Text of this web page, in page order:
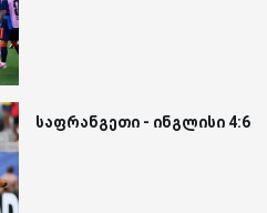
საფრანგეთი - ინგლისი 4:6